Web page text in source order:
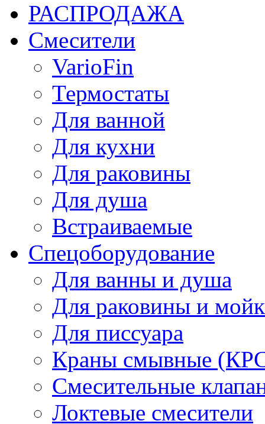
РАСПРОДАЖА
Смесители
VarioFin
Термостаты
Для ванной
Для кухни
Для раковины
Для душа
Встраиваемые
Спецоборудование
Для ванны и душа
Для раковины и
Для писсуара
Краны смывные
Смесительные
Локтевые смесители